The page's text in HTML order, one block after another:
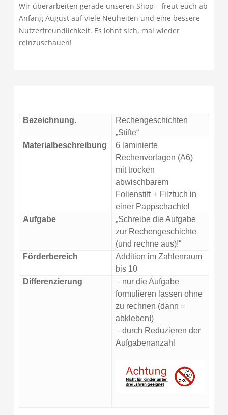
Wir überarbeiten gerade unseren Shop – freut euch ab
Anfang August auf viele Neuheiten und eine bessere
Nutzerfreundlichkeit. Es lohnt sich, mal wieder
reinzuschauen!
Bezeichnung.
Rechengeschichten
„Stifte“
Materialbeschreibung
6 laminierte
Rechenvorlagen (A6)
mit trocken
abwischbarem
Folienstift + Filztuch in
einer Pappschachtel
Aufgabe
„Schreibe die Aufgabe
zur Rechengeschichte
(und rechne aus)!“
Förderbereich
Addition im Zahlenraum
bis 10
Differenzierung
– nur die Aufgabe
formulieren lassen ohne
zu rechnen (dann =
abkleben!)
– durch Reduzieren der
Aufgabenanzahl